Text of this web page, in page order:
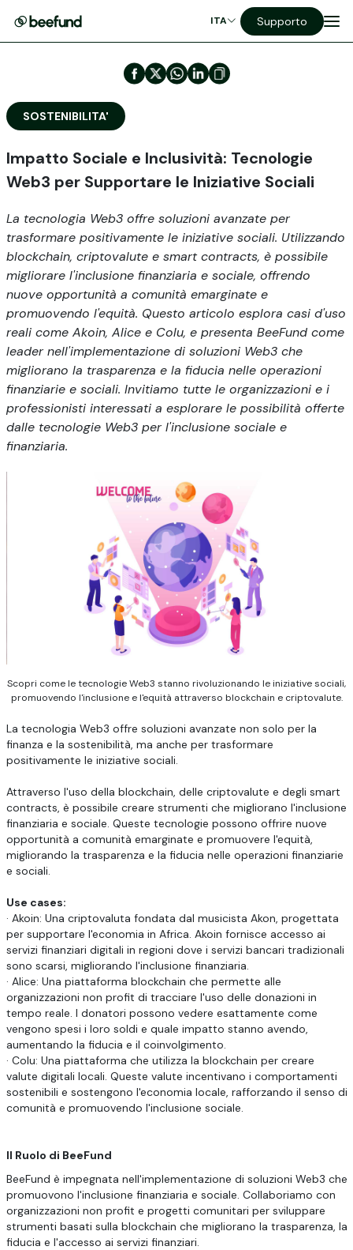
ITA Supporto
SOSTENIBILITA'
Impatto Sociale e Inclusività: Tecnologie
Web3 per Supportare le Iniziative Sociali
La tecnologia Web3 offre soluzioni avanzate per
trasformare positivamente le iniziative sociali. Utilizzando
blockchain, criptovalute e smart contracts, è possibile
migliorare l'inclusione finanziaria e sociale, offrendo
nuove opportunità a comunità emarginate e
promuovendo l'equità. Questo articolo esplora casi d'uso
reali come Akoin, Alice e Colu, e presenta BeeFund come
leader nell'implementazione di soluzioni Web3 che
migliorano la trasparenza e la fiducia nelle operazioni
finanziarie e sociali. Invitiamo tutte le organizzazioni e i
professionisti interessati a esplorare le possibilità offerte
dalle tecnologie Web3 per l'inclusione sociale e
finanziaria.
Scopri come le tecnologie Web3 stanno rivoluzionando le iniziative sociali,
promuovendo l'inclusione e l'equità attraverso blockchain e criptovalute.
La tecnologia Web3 offre soluzioni avanzate non solo per la
finanza e la sostenibilità, ma anche per trasformare
positivamente le iniziative sociali.
Attraverso l'uso della blockchain, delle criptovalute e degli smart
contracts, è possibile creare strumenti che migliorano l'inclusione
finanziaria e sociale. Queste tecnologie possono offrire nuove
opportunità a comunità emarginate e promuovere l'equità,
migliorando la trasparenza e la fiducia nelle operazioni finanziarie
e sociali.
Use cases:
· Akoin: Una criptovaluta fondata dal musicista Akon, progettata
per supportare l'economia in Africa. Akoin fornisce accesso ai
servizi finanziari digitali in regioni dove i servizi bancari tradizionali
sono scarsi, migliorando l'inclusione finanziaria.
· Alice: Una piattaforma blockchain che permette alle
organizzazioni non profit di tracciare l'uso delle donazioni in
tempo reale. I donatori possono vedere esattamente come
vengono spesi i loro soldi e quale impatto stanno avendo,
aumentando la fiducia e il coinvolgimento.
· Colu: Una piattaforma che utilizza la blockchain per creare
valute digitali locali. Queste valute incentivano i comportamenti
sostenibili e sostengono l'economia locale, rafforzando il senso di
comunità e promuovendo l'inclusione sociale.
Il Ruolo di BeeFund
BeeFund è impegnata nell'implementazione di soluzioni Web3 che
promuovono l'inclusione finanziaria e sociale. Collaboriamo con
organizzazioni non profit e progetti comunitari per sviluppare
strumenti basati sulla blockchain che migliorano la trasparenza, la
fiducia e l'accesso ai servizi finanziari.